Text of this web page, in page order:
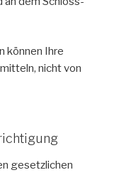
können Ihre
nicht von
gesetzlichen